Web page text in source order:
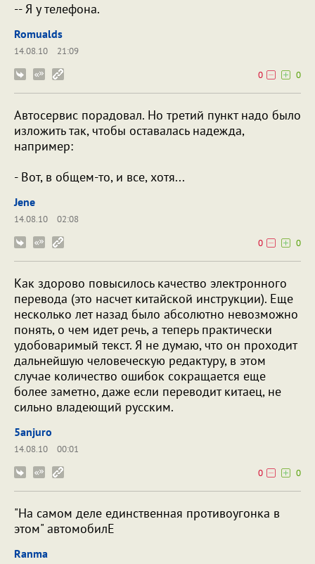
-- Я у телефона.
Romualds
14.08.10
21:09
0
0
Автосервис порадовал. Но третий пункт надо было
изложить так, чтобы оставалась надежда,
например:
- Вот, в общем-то, и все, хотя...
Jene
14.08.10
02:08
0
0
Как здорово повысилось качество электронного
перевода (это насчет китайской инструкции). Еще
несколько лет назад было абсолютно невозможно
понять, о чем идет речь, а теперь практически
удобоваримый текст. Я не думаю, что он проходит
дальнейшую человеческую редактуру, в этом
случае количество ошибок сокращается еще
более заметно, даже если переводит китаец, не
сильно владеющий русским.
5anjuro
14.08.10
00:01
0
0
"На самом деле единственная противоугонка в
этом" автомобилE
Ranma